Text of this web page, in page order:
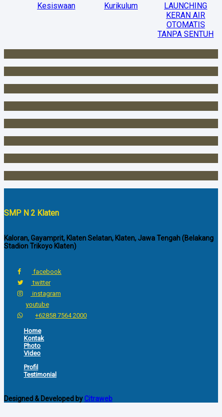
Kesiswaan
Kurikulum
LAUNCHING
KERAN AIR
OTOMATIS
TANPA SENTUH
SMP N 2 Klaten
Kaloran, Gayamprit, Klaten Selatan, Klaten, Jawa Tengah (Belakang
Stadion Trikoyo Klaten)
facebook
twitter
instagram
youtube
+62858 7564 2000
Home
Kontak
Photo
Video
Profil
Testimonial
Designed & Developed by Citraweb